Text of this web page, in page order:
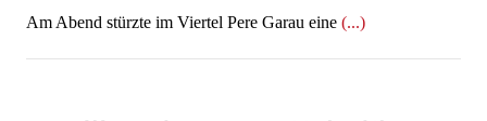
Am Abend stürzte im Viertel Pere Garau eine (...)